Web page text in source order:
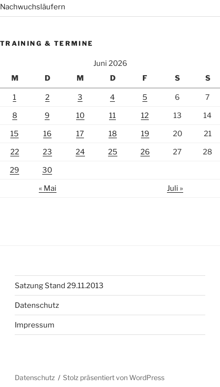
Nachwuchsläufern
TRAINING & TERMINE
Juni 2026
M
D M D F S S
1 2 3 4 5 6 7
8 9 10 11 12 13 14
15 16 17 18 19 20 21
22 23 24 25 26 27 28
29 30
« Mai Juli »
Satzung Stand 29.11.2013
Datenschutz
Impressum
Datenschutz Stolz präsentiert von WordPress